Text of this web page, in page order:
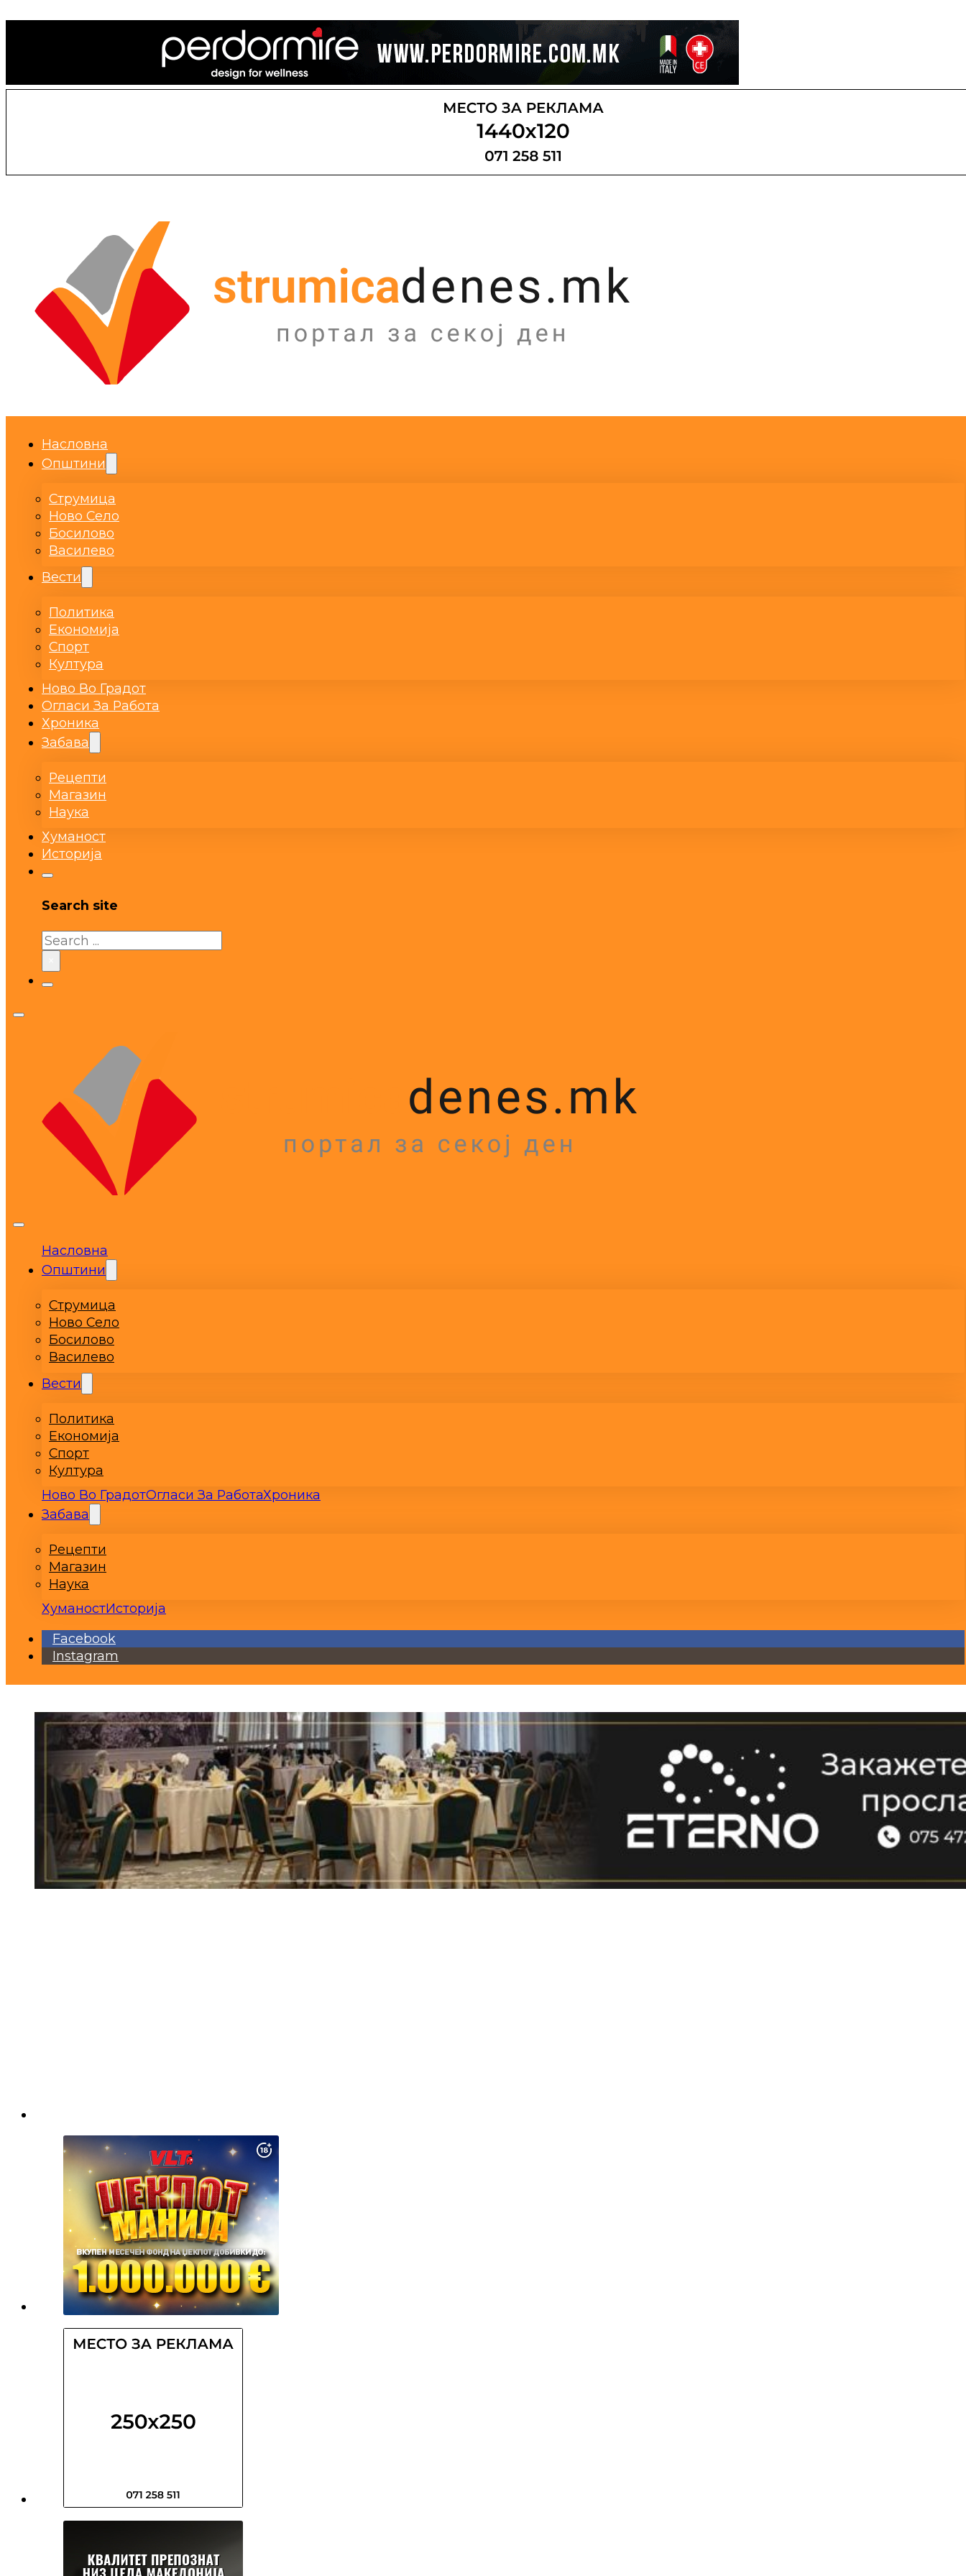
Насловна
Општини
Струмица
Ново Село
Босилово
Василево
Вести
Политика
Економија
Спорт
Култура
Ново Во Градот
Огласи За Работа
Хроника
Забава
Рецепти
Магазин
Наука
Хуманост
Историја
Search site
Search
Насловна
Општини
Струмица
Ново Село
Босилово
Василево
Вести
Политика
Економија
Спорт
Култура
Ново Во ГрадотОгласи За РаботаХроника
Забава
Рецепти
Магазин
Наука
ХуманостИсторија
Facebook
Instagram